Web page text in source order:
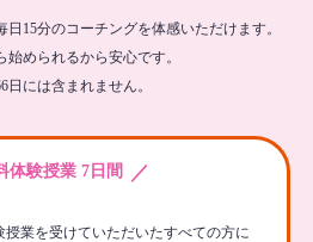
15分のコーチングを体感いただけます。
められるから安心です。
には含まれません。
体験授業 7日間 ／
業を受けていただいたすべての方に